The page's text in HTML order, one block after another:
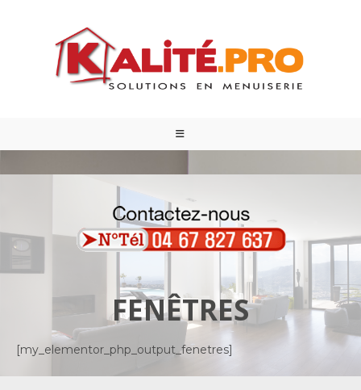
FENÊTRES
[my_elementor_php_output_fenetres]